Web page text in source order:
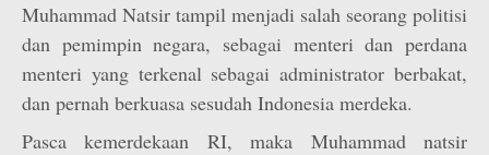
Muhammad Natsir tampil menjadi salah seorang politisi
dan pemimpin negara, sebagai menteri dan perdana
menteri yang terkenal sebagai administrator berbakat,
dan pernah berkuasa sesudah Indonesia merdeka.
Pasca kemerdekaan RI, maka Muhammad natsir